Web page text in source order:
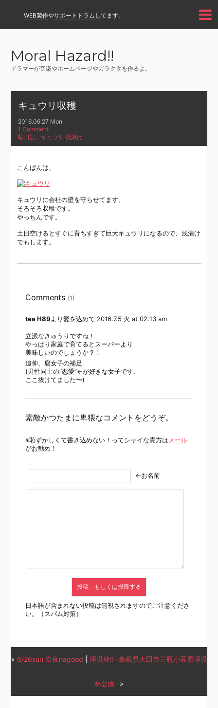
WEB製作やサポートドラム してます。
Moral Hazard!!
ドラマーが音楽やホームページやガラクタを作るよ。
キュウリ収穫
2016.06.27 Mon
1 Comment
駄日記
キュウリ ,浅漬け
こんばんは、
キュウリに会社の壁を守らせてます。
そろそろ収穫です。
やっちんです。
土日空けるとすぐに育ちすぎて巨大キュウリになるので、浅漬け
でもします。
Comments (1)
tea H89より愛を込めて 2016.7.5 火 at 02:13 am
立派なきゅうりですね！
やっぱり家庭で育てるとスーパーより
美味しいのでしょうか？！
追伸、腐女子の補足
(男性同士の“恋愛”←が好きな女子です、
ここ抜けてました〜)
素敵かつたまに卑猥なコメントをどうぞ。
※恥ずかしくて書き込めない！ってシャイな貴方は メール
がお勧め！
←お名前
日本語が含まれない投稿は無視されますのでご注意くださ
い。（スパム対策）
« 6/26sun 奈良nagood 埋没林!! -島根県大田市三瓶小豆原埋没
林公園- »